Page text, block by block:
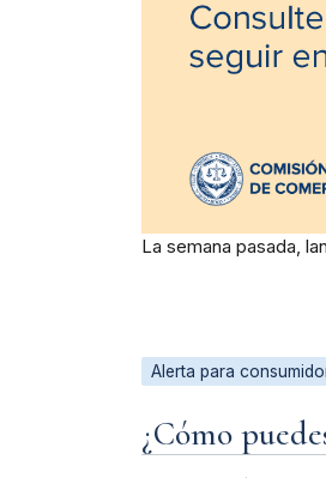
La semana pasada,
Alerta para
¿Cómo